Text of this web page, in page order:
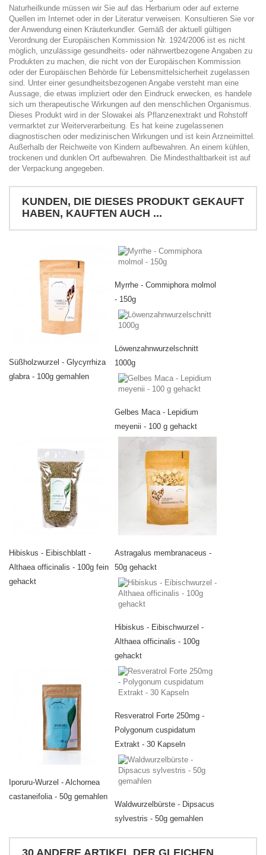
Naturheilkunde müssen wir Sie auf das Herbarium oder auf externe
Quellen im Internet oder in der Literatur verweisen. Konsultieren Sie vor
der Anwendung einen Kräuterkundler. Gemäß der aktuell gültigen
Verordnung der Europäischen Kommission Nr. 1924/2006 ist es nicht
möglich, unzulässige gesundheits- oder nährwertbezogene Angaben zu
Produkten zu machen, die nicht von der Europäischen Kommission
oder der Europäischen Behörde für Lebensmittelsicherheit zugelassen
sind. Unter einer gesundheitsbezogenen Angabe versteht man eine
Aussage, die etwas impliziert oder den Eindruck erwecken, es handele
sich um therapeutische Wirkungen auf den menschlichen Organismus.
Dieses Produkt wird in der Slowakei als Pflanzenextrakt und Rohstoff
vermarktet zur Weiterverarbeitung. Es hat keine zugelassenen
diagnostischen oder medizinischen Wirkungen und ist kein Arzneimittel.
Außerhalb der Reichweite von Kindern aufbewahren. An einem kühlen,
trockenen und dunklen Ort aufbewahren. Die Mindesthaltbarkeit ist auf
der Verpackung angegeben.
KUNDEN, DIE DIESES PRODUKT GEKAUFT
HABEN, KAUFTEN AUCH ...
Süßholzwurzel - Glycyrrhiza
glabra - 100g gemahlen
Myrrhe - Commiphora molmol
- 150g
Löwenzahnwurzelschnitt
1000g
Gelbes Maca - Lepidium
meyenii - 100 g gehackt
Hibiskus - Eibischblatt -
Althaea officinalis - 100g fein
gehackt
Astragalus membranaceus -
50g gehackt
Hibiskus - Eibischwurzel -
Althaea officinalis - 100g
gehackt
Iporuru-Wurzel - Alchornea
castaneifolia - 50g gemahlen
Resveratrol Forte 250mg -
Polygonum cuspidatum
Extrakt - 30 Kapseln
Waldwurzelbürste - Dipsacus
sylvestris - 50g gemahlen
30 ANDERE ARTIKEL DER GLEICHEN